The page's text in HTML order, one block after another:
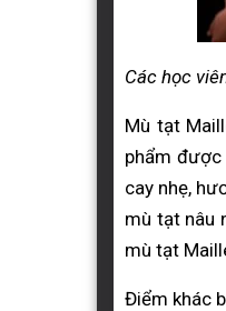
Các học
Mù tạt
phẩm
cay nhẹ,
mù tạt nâu
mù tạt
Điểm khác